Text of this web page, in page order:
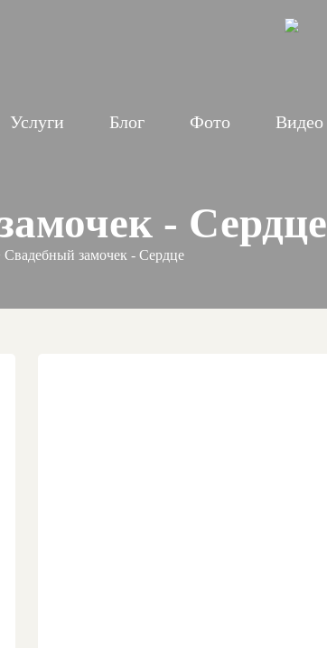
Услуги Блог Фото Видео
- Сердце
Свадебный замочек - Сердце